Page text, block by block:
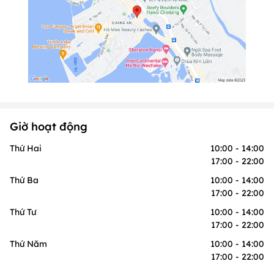
Giờ hoạt động
Thứ Hai
10:00 - 14:00
17:00 - 22:00
Thứ Ba
10:00 - 14:00
17:00 - 22:00
Thứ Tư
10:00 - 14:00
17:00 - 22:00
Thứ Năm
10:00 - 14:00
17:00 - 22:00